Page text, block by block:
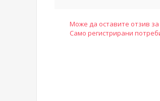
Може да оставите отзив за
Само регистрирани